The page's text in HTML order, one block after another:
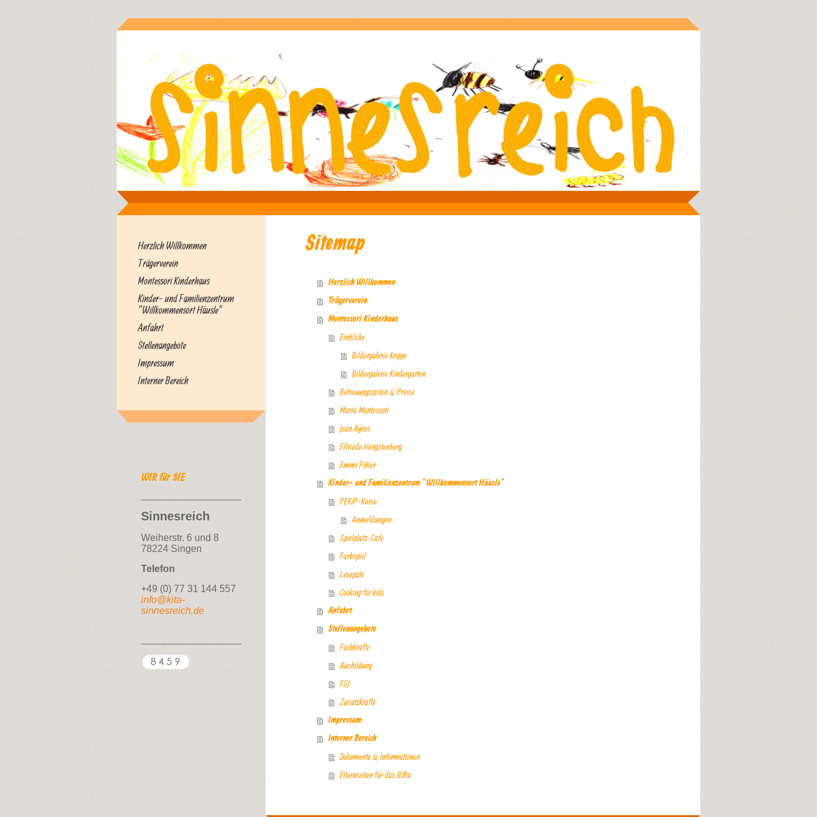
Herzlich Willkommen
Trägerverein
Montessori Kinderhaus
Kinder- und Familienzentrum
"Willkommensort Häusle"
Anfahrt
Stellenangebote
Impressum
Interner Bereich
WIR für SIE
Sinnesreich
Weiherstr. 6 und 8
78224 Singen
Telefon
+49 (0) 77 31 144 557
info@kita-
sinnesreich.de
Sitemap
Herzlich Willkommen
Trägerverein
Montessori Kinderhaus
Einblicke
Bildergalerie Krippe
Bildergalerie Kindergarten
Betreuungszeiten & Preise
Maria Montessori
Jean Ayres
Elfriede Hengstenberg
Emmi Pikler
Kinder- und Familienzentrum "Willkommensort Häusle"
PEKiP-Kurse
Anmeldungen
Spielplatz-Cafe
Farbspiel
Lesepate
Cooking for kids
Anfahrt
Stellenangebote
Fachkräfte
Ausbildung
FSJ
Zusatzkräfte
Impressum
Interner Bereich
Dokumente & Informationen
Elternseiten für das BiBu